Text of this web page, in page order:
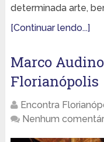
determinada arte,
[Continuar lendo...]
Marco
Florianópolis
Encontra
Nenhum